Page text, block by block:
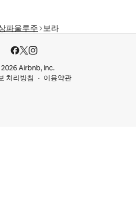
파울루주 보라
Airbnb, Inc.
처리방침
이용약관